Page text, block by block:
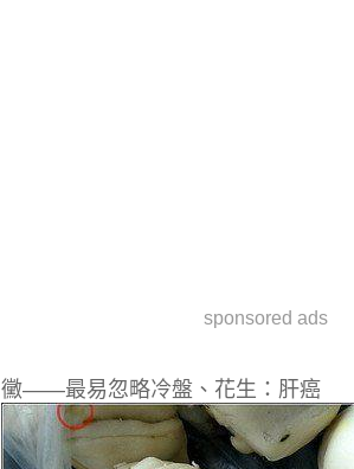
sponsored ads
黴——最易忽略冷盤、花生：肝癌